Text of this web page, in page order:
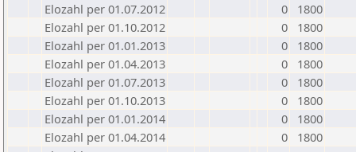
Elozahl per 01.07.2012
0
1800
Elozahl per 01.10.2012
0
1800
Elozahl per 01.01.2013
0
1800
Elozahl per 01.04.2013
0
1800
Elozahl per 01.07.2013
0
1800
Elozahl per 01.10.2013
0
1800
Elozahl per 01.01.2014
0
1800
Elozahl per 01.04.2014
0
1800